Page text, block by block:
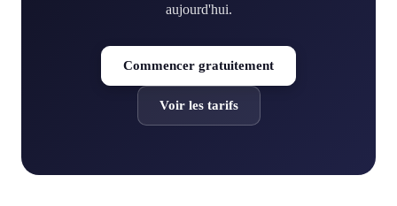
aujourd'hui.
Commencer gratuitement
Voir les tarifs